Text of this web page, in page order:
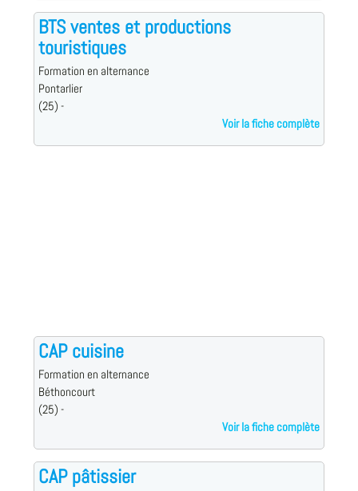
BTS ventes et productions
touristiques
Formation en alternance
Pontarlier
(25) -
Voir la fiche complète
CAP cuisine
Formation en alternance
Béthoncourt
(25) -
Voir la fiche complète
CAP pâtissier